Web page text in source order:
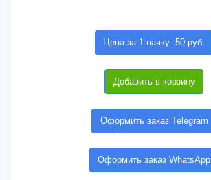
Цена за 1 пачку: 50 руб.
Добавить в корзину
Оформить заказ Telegram
Оформить заказ WhatsApp